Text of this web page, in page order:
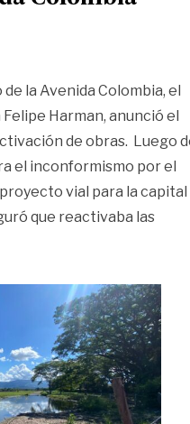
la Avenida Colombia, el
Harman, anunció el
de obras. Luego
el inconformismo por el
vial para la capital
que reactivaba las